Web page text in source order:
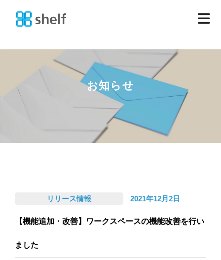
お知らせ
リリース情報 2021年12月2日
【機能追加・改善】ワークスペースの機能改善を行い
ました